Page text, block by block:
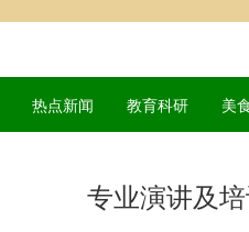
热点新闻 教育科研 美
专业演讲及